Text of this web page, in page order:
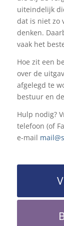
uiteindelijk
dat is niet zo
denken.
vaak het
Hoe zit een
over de
afgelegd te
bestuur en
Hulp nodig?
telefoon (of
e-mail